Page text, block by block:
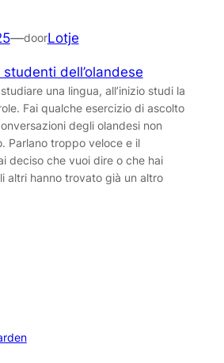
—doorLotje
studenti dell’olandese
una lingua, all’inizio studi la
Fai qualche esercizio di ascolto
degli olandesi non
Parlano troppo veloce e il
deciso che vuoi dire o che hai
altri hanno trovato già un altro